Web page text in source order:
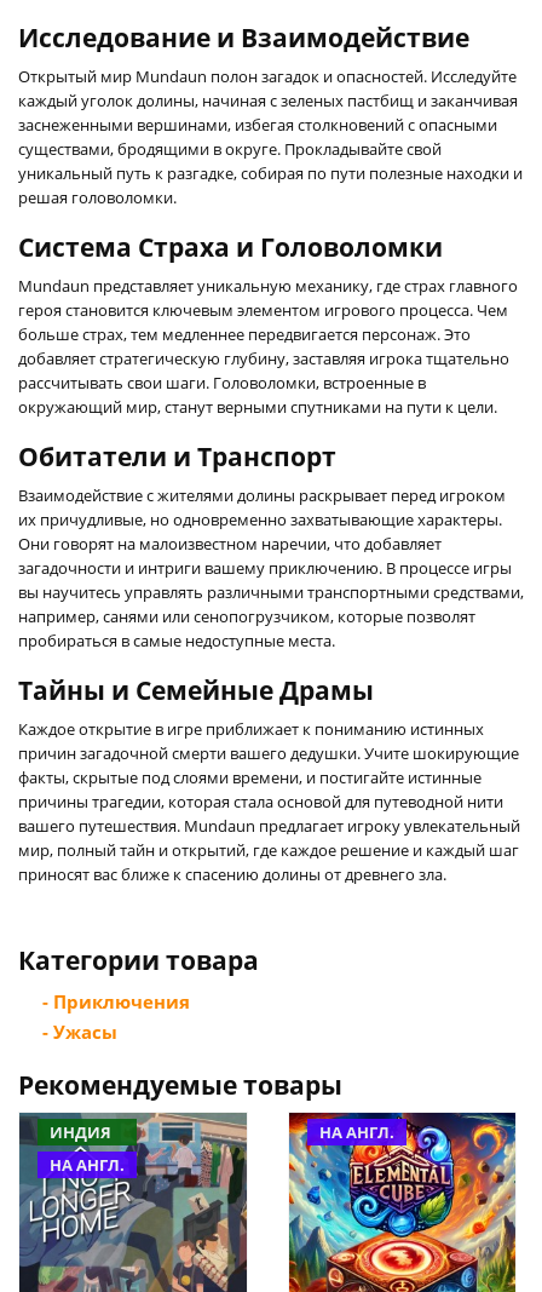
Исследование и Взаимодействие
Открытый мир Mundaun полон загадок и опасностей. Исследуйте
каждый уголок долины, начиная с зеленых пастбищ и заканчивая
заснеженными вершинами, избегая столкновений с опасными
существами, бродящими в округе. Прокладывайте свой
уникальный путь к разгадке, собирая по пути полезные находки и
решая головоломки.
Система Страха и Головоломки
Mundaun представляет уникальную механику, где страх главного
героя становится ключевым элементом игрового процесса. Чем
больше страх, тем медленнее передвигается персонаж. Это
добавляет стратегическую глубину, заставляя игрока тщательно
рассчитывать свои шаги. Головоломки, встроенные в
окружающий мир, станут верными спутниками на пути к цели.
Обитатели и Транспорт
Взаимодействие с жителями долины раскрывает перед игроком
их причудливые, но одновременно захватывающие характеры.
Они говорят на малоизвестном наречии, что добавляет
загадочности и интриги вашему приключению. В процессе игры
вы научитесь управлять различными транспортными средствами,
например, санями или сенопогрузчиком, которые позволят
пробираться в самые недоступные места.
Тайны и Семейные Драмы
Каждое открытие в игре приближает к пониманию истинных
причин загадочной смерти вашего дедушки. Учите шокирующие
факты, скрытые под слоями времени, и постигайте истинные
причины трагедии, которая стала основой для путеводной нити
вашего путешествия. Mundaun предлагает игроку увлекательный
мир, полный тайн и открытий, где каждое решение и каждый шаг
приносят вас ближе к спасению долины от древнего зла.
Категории товара
- Приключения
- Ужасы
Рекомендуемые товары
ИНДИЯ
НА АНГЛ.
НА АНГЛ.